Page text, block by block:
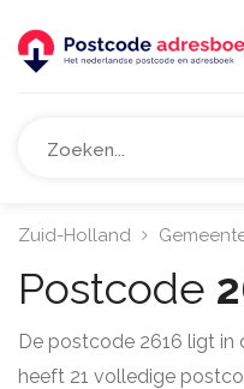
Zuid-Holland
Postcode
De postcode 2616 ligt
heeft 21 volledige